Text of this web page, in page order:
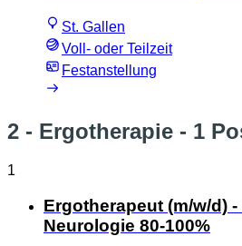
St. Gallen
Voll- oder Teilzeit
Festanstellung
2 - Ergotherapie - 1
1
Ergotherapeut (m/w/d)
Neurologie 80-100%